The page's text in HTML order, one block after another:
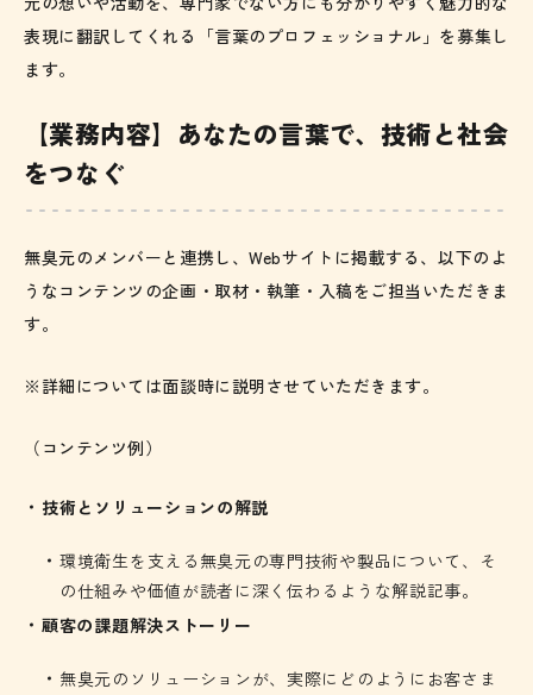
表現に翻訳してくれる「言葉のプロフェッショナル」を募集し
ます。
【業務内容】あなたの言葉で、技術と社会
をつなぐ
無臭元のメンバーと連携し、Webサイトに掲載する、以下のよ
うなコンテンツの企画・取材・執筆・入稿をご担当いただきま
す。
※詳細については面談時に説明させていただきます。
（コンテンツ例）
技術とソリューションの解説
環境衛生を支える無臭元の専門技術や製品について、そ
の仕組みや価値が読者に深く伝わるような解説記事。
顧客の課題解決ストーリー
無臭元のソリューションが、実際にどのようにお客さま